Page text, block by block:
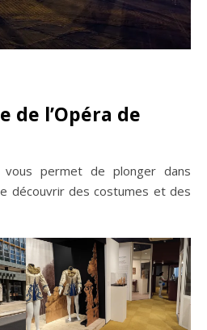
de l’Opéra de
vous permet de plonger dans
découvrir des costumes et des